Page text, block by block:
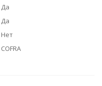
Да
Да
Нет
COFRA